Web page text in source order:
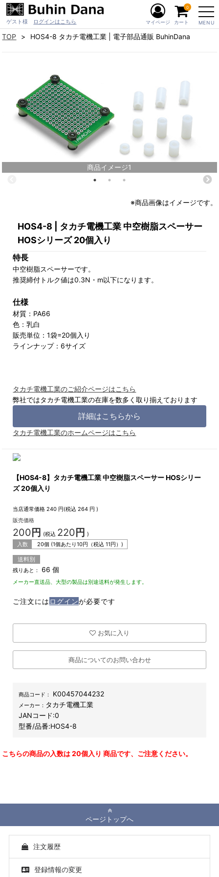
ゲスト様 ログインはこちら MENU
マイページ カート
0
TOP HOS4-8 タカチ電機工業 | 電子部品通販 BuhinDana
商品イメージ1
※商品画像はイメージです。
HOS4-8 | タカチ電機工業 中空樹脂スペーサー
HOSシリーズ 20個入り
特長
中空樹脂スペーサーです。
推奨締付トルク値は0.3N・m以下になります。
仕様
材質：PA66
色：乳白
販売単位：1袋=20個入り
ラインナップ：6サイズ
タカチ電機工業のご紹介ページはこちら
弊社ではタカチ電機工業の在庫を数多く取り揃えております
詳細はこちらから
タカチ電機工業のホームページはこちら
【HOS4-8】タカチ電機工業 中空樹脂スペーサー HOSシリー
ズ 20個入り
当店通常価格 240 円(税込264 円 )
販売価格
200 円 (税込 220 円 )
入数
20個 (1個あたり10円（税込11円）)
送料別
残りあと： 66 個
メーカー直送品、大型の製品は別途送料が発生します。
ご注文には ログインが必要です
お気に入り
商品についてのお問い合わせ
商品コード： K00457044232
メーカー： タカチ電機工業
JANコード:0
型番/品番:HOS4-8
こちらの商品の入数は 20個入り 商品です、ご注意ください。
ページトップへ
注文履歴
登録情報の変更